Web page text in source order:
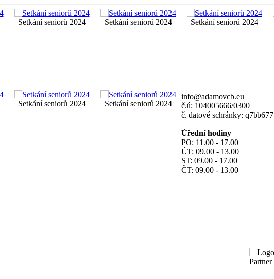
Setkání seniorů 2024 Setkání seniorů 2024 Setkání seniorů 2024
Setkání seniorů 2024 Setkání seniorů 2024
info@adamovcb.eu
č.ú: 104005666/0300
č. datové schránky: q7bb677
Úřední hodiny
PO: 11.00 - 17.00
ÚT: 09.00 - 13.00
ST: 09.00 - 17.00
ČT: 09.00 - 13.00